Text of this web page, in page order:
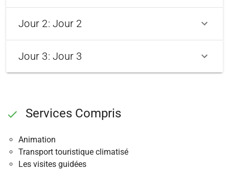
Jour 2: Jour 2
Jour 3: Jour 3
Services Compris
Animation
Transport touristique climatisé
Les visites guidées